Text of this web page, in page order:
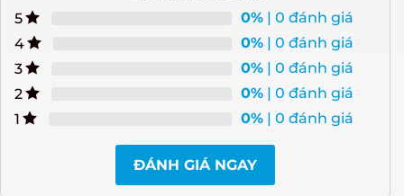
5 0% | 0 đánh giá
4
0% | 0 đánh giá
3
0% | 0 đánh giá
2
0% | 0 đánh giá
1
0% | 0 đánh giá
ĐÁNH GIÁ NGAY